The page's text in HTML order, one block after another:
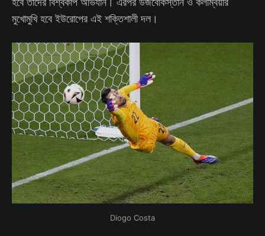
মুখোমুখি হবে ইউরোপের এই শক্তিশালী দল।
Diogo Costa